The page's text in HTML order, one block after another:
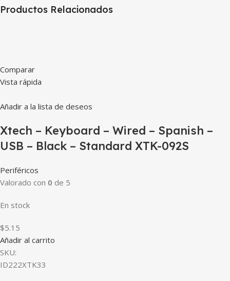
Productos Relacionados
Comparar
Vista rápida
Añadir a la lista de deseos
Xtech – Keyboard – Wired – Spanish –
USB – Black – Standard XTK-092S
Periféricos
Valorado con 0 de 5
En stock
$5.15
Añadir al carrito
SKU:
ID222XTK33